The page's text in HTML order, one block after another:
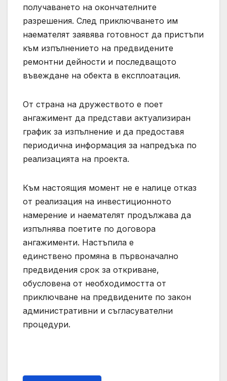
получаването на окончателните
разрешения. След приключването им
наемателят заявява готовност да пристъпи
към изпълнението на предвидените
ремонтни дейности и последващото
въвеждане на обекта в експлоатация.
От страна на дружеството е поет
ангажимент да представи актуализиран
график за изпълнение и да предоставя
периодична информация за напредъка по
реализацията на проекта.
Към настоящия момент не е налице отказ
от реализация на инвестиционното
намерение и наемателят продължава да
изпълнява поетите по договора
ангажименти. Настъпила е
единствено промяна в първоначално
предвидения срок за откриване,
обусловена от необходимостта от
приключване на предвидените по закон
административни и съгласувателни
процедури.